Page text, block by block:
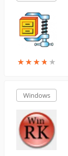
★★★★ ★
★★★★ ★
Windows